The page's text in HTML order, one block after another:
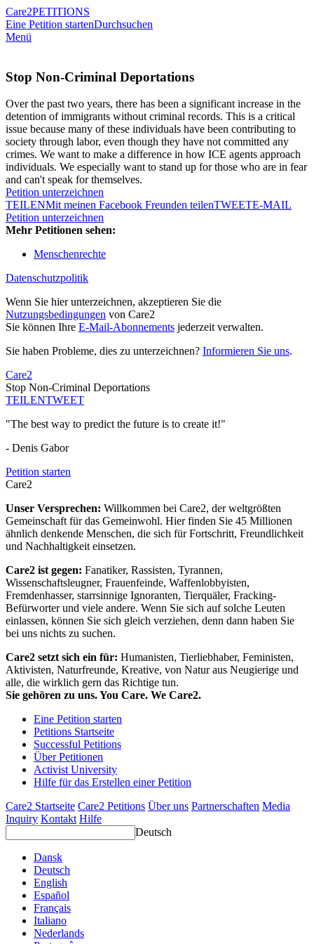
Care2PETITIONS
Eine Petition startenDurchsuchen
Menü
Stop Non-Criminal Deportations
Over the past two years, there has been a significant increase in the
detention of immigrants without criminal records. This is a critical
issue because many of these individuals have been contributing to
society through labor, even though they have not committed any
crimes. We want to make a difference in how ICE agents approach
individuals. We especially want to stand up for those who are in fear
and can't speak for themselves.
Petition unterzeichnen
TEILENMit meinen Facebook Freunden teilenTWEETE-MAIL
Petition unterzeichnen
Mehr Petitionen sehen:
Menschenrechte
Datenschutzpolitik
Wenn Sie hier unterzeichnen, akzeptieren Sie die
Nutzungsbedingungen von Care2
Sie können Ihre E-Mail-Abonnements jederzeit verwalten.
Sie haben Probleme, dies zu unterzeichnen? Informieren Sie uns.
Care2
Stop Non-Criminal Deportations
TEILENTWEET
"The best way to predict the future is to create it!"
- Denis Gabor
Petition starten
Care2
Unser Versprechen: Willkommen bei Care2, der weltgrößten
Gemeinschaft für das Gemeinwohl. Hier finden Sie 45 Millionen
ähnlich denkende Menschen, die sich für Fortschritt, Freundlichkeit
und Nachhaltigkeit einsetzen.
Care2 ist gegen: Fanatiker, Rassisten, Tyrannen,
Wissenschaftsleugner, Frauenfeinde, Waffenlobbyisten,
Fremdenhasser, starrsinnige Ignoranten, Tierquäler, Fracking-
Befürworter und viele andere. Wenn Sie sich auf solche Leuten
einlassen, können Sie sich gleich verziehen, denn dann haben Sie
bei uns nichts zu suchen.
Care2 setzt sich ein für: Humanisten, Tierliebhaber, Feministen,
Aktivisten, Naturfreunde, Kreative, von Natur aus Neugierige und
alle, die wirklich gern das Richtige tun.
Sie gehören zu uns. You Care. We Care2.
Eine Petition starten
Petitions Startseite
Successful Petitions
Über Petitionen
Activist University
Hilfe für das Erstellen einer Petition
Care2 Startseite Care2 Petitions Über uns Partnerschaften Media
Inquiry Kontakt Hilfe
Deutsch
Dansk
Deutsch
English
Español
Français
Italiano
Nederlands